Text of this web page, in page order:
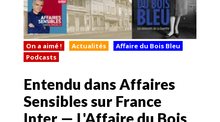
On a aimé ! Actualités
Affaire du Bois Bleu
Podcasts
Entendu dans Affaires
Sensibles sur France
Inter — L'Affaire du Bois